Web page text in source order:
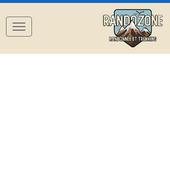
Navigation